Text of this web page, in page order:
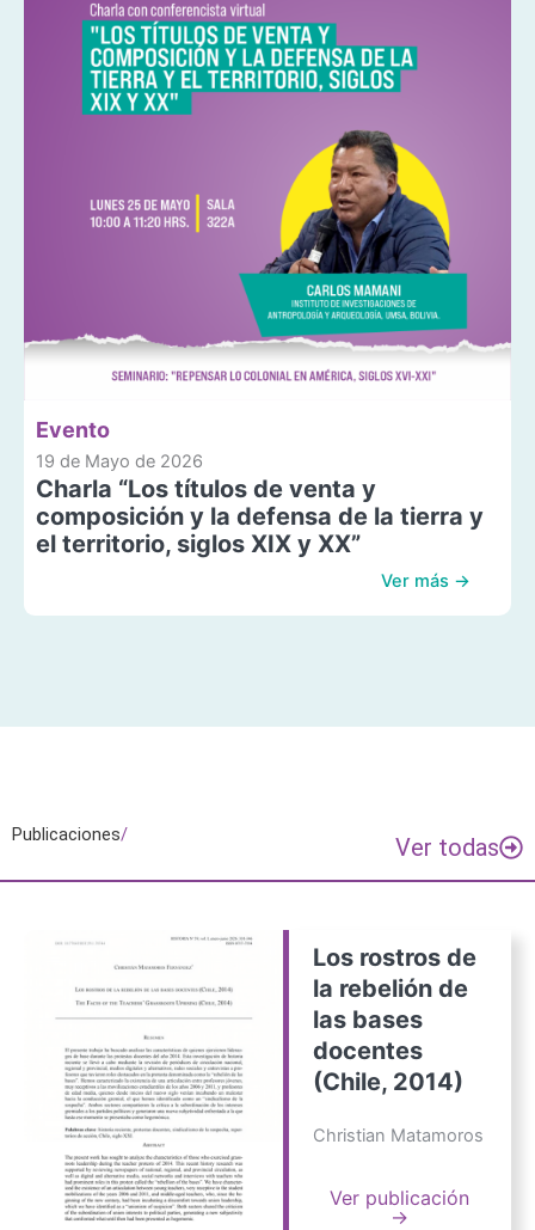
Evento
19 de Mayo de 2026
Charla “Los títulos de venta y
composición y la defensa de la tierra y
el territorio, siglos XIX y XX”
Ver más →
Publicaciones/ Ver todas
Los rostros de
la rebelión de
las bases
docentes
(Chile, 2014)
Christian Matamoros
Ver publicación
→